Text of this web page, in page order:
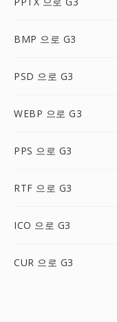
BMP 으로 G3
PSD 으로 G3
WEBP 으로 G3
PPS 으로 G3
RTF 으로 G3
ICO 으로 G3
CUR 으로 G3